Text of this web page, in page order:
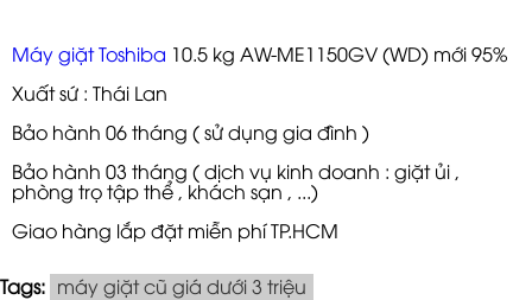
Máy giặt Toshiba 10.5 kg AW-ME1150GV (WD) mới 95%
Xuất sứ : Thái Lan
Bảo hành 06 tháng ( sử dụng gia đình )
Bảo hành 03 tháng ( dịch vụ kinh doanh : giặt ủi ,
phòng trọ tập thể , khách sạn , ...)
Giao hàng lắp đặt miễn phí TP.HCM
Tags: máy giặt cũ giá dưới 3 triệu